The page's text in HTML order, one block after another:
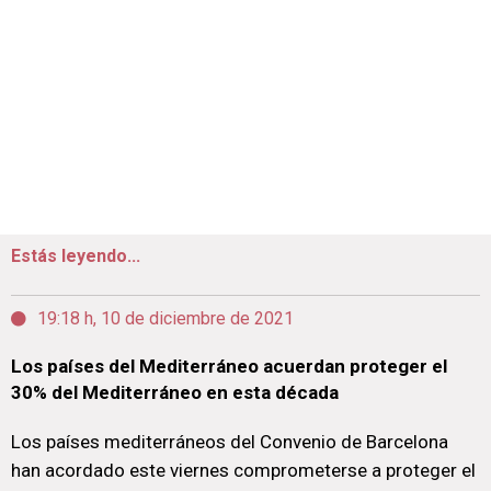
Estás leyendo...
19:18 h, 10 de diciembre de 2021
Los países del Mediterráneo acuerdan proteger el
30% del Mediterráneo en esta década
Los países mediterráneos del Convenio de Barcelona
han acordado este viernes comprometerse a proteger el